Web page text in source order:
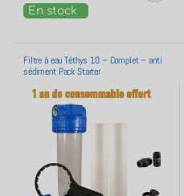
En stock
Filtre à eau Téthys 10 – Complet – anti
sédiment Pack Starter